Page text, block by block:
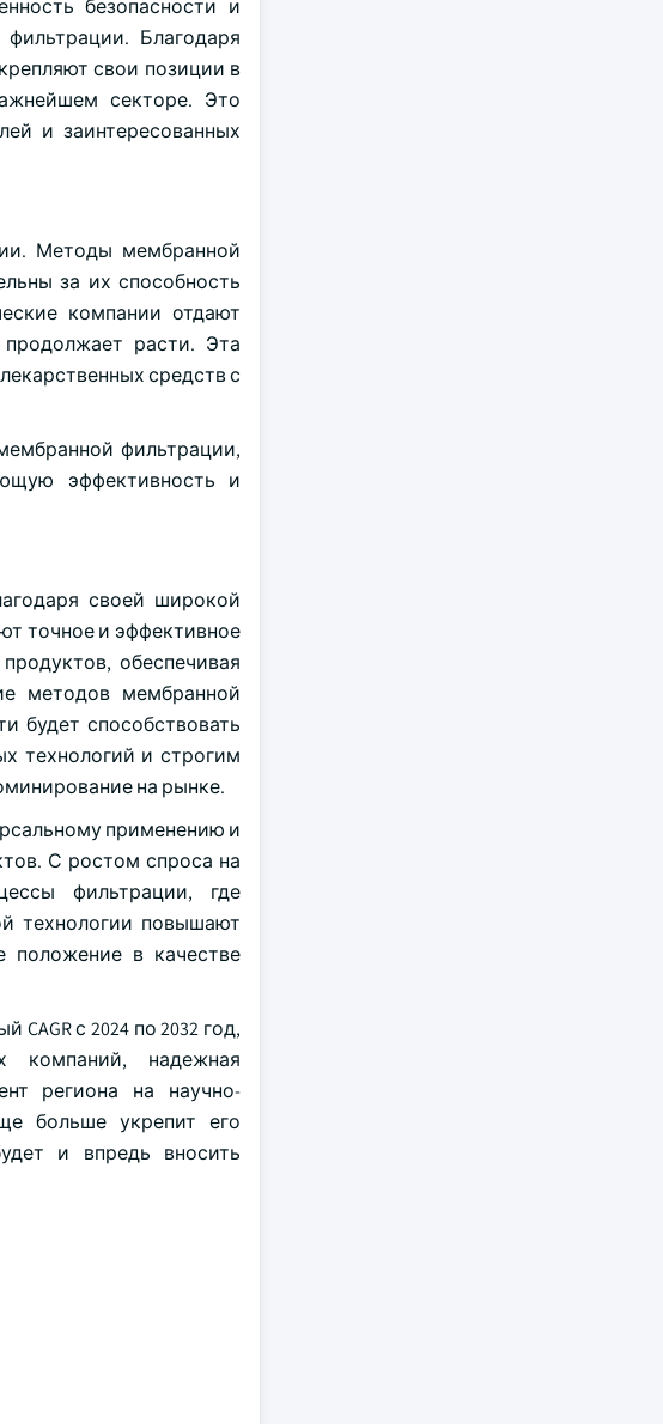
безопасности и
Благодаря
свои позиции в
секторе. Это
и заинтересованных
Методы мембранной
за их способность
компании отдают
расти. Эта
средств с
фильтрации,
эффективность и
своей широкой
точное и эффективное
обеспечивая
методов мембранной
будет способствовать
технологий и строгим
на рынке.
применению и
С ростом спроса на
фильтрации, где
технологии повышают
положение в качестве
с 2024 по 2032 год,
компаний, надежная
региона на научно-
больше укрепит его
и впредь вносить